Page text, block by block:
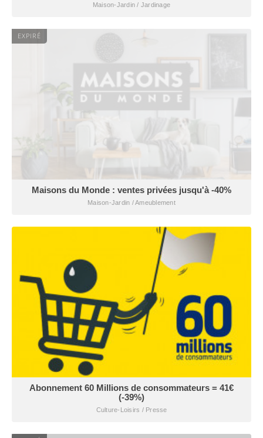
Maison-Jardin / Jardinage
EXPIRÉ
Maisons du Monde : ventes privées jusqu'à -40%
Maison-Jardin / Ameublement
Abonnement 60 Millions de consommateurs = 41€
(-39%)
Culture-Loisirs / Presse